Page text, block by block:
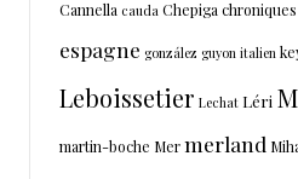
Cannella cauda Chepiga chroniques
espagne gonzález guyon italien
Leboissetier Lechat Léri
martin-boche Mermerland